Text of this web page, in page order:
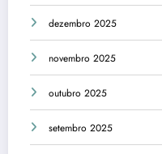
dezembro 2025
novembro 2025
outubro 2025
setembro 2025